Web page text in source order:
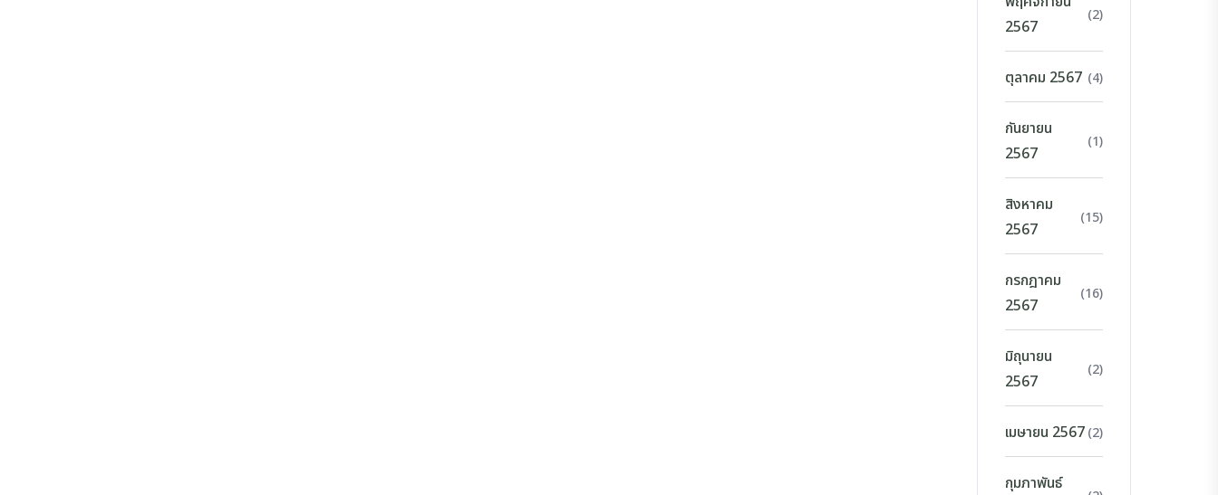
2567
(2)
ตุลาคม 2567 (4)
กันยายน
2567
(1)
สิงหาคม
2567
(15)
กรกฎาคม
2567
(16)
มิถุนายน
2567
(2)
เมษายน 2567(2)
กุมภาพันธ์